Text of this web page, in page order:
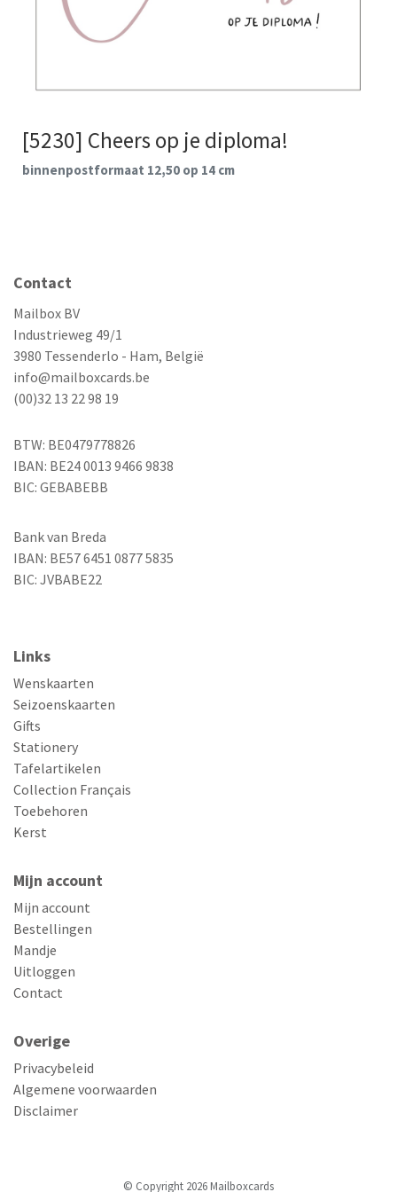
[5230] Cheers op je diploma!
binnenpostformaat 12,50 op 14 cm
Contact
Mailbox BV
Industrieweg 49/1
3980 Tessenderlo - Ham, België
info@mailboxcards.be
(00)32 13 22 98 19
BTW: BE0479778826
IBAN: BE24 0013 9466 9838
BIC: GEBABEBB
Bank van Breda
IBAN: BE57 6451 0877 5835
BIC: JVBABE22
Links
Wenskaarten
Seizoenskaarten
Gifts
Stationery
Tafelartikelen
Collection Français
Toebehoren
Kerst
Mijn account
Mijn account
Bestellingen
Mandje
Uitloggen
Contact
Overige
Privacybeleid
Algemene voorwaarden
Disclaimer
© Copyright 2026 Mailboxcards